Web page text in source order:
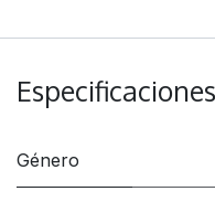
Especificaciones
Género